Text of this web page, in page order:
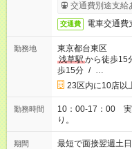
交通費別途支給
交通費 電車交通費
勤務地
東京都台東区
浅草駅から徒歩15
歩15分 / …
23区内に10店以
勤務時間
10：00-17：00 実
り。
期間 最短で面接翌週土